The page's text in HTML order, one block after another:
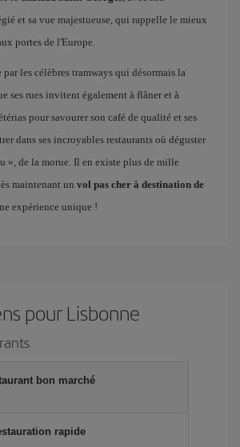
et sa vue majestueuse, qui rappelle le mieux
portes de l'Europe.
les célèbres tramways qui désormais la
ses rues invitent également à flâner et à
pour savourer son café de qualité et ses
dans ses incroyables restaurants où déguster
», de la morue. Il en existe plus de mille
maintenant un vol pas cher à destination de
expérience unique !
pour Lisbonne
bon marché
rapide